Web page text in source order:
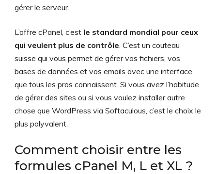
gérer le serveur.
L’offre cPanel, c’est le standard mondial pour ceux
qui veulent plus de contrôle . C’est un couteau
suisse qui vous permet de gérer vos fichiers, vos
bases de données et vos emails avec une interface
que tous les pros connaissent. Si vous avez l’habitude
de gérer des sites ou si vous voulez installer autre
chose que WordPress via Softaculous, c’est le choix le
plus polyvalent.
Comment choisir entre les
formules cPanel M, L et XL ?